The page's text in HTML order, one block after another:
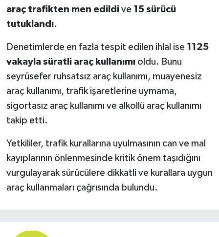
araç trafikten men edildive 15 sürücü
tutuklandı.
Denetimlerde en fazla tespit edilen ihlal ise 1125
vakayla süratli araç kullanımıoldu. Bunu
seyrüsefer ruhsatsız araç kullanımı, muayenesiz
araç kullanımı, trafik işaretlerine uymama,
sigortasız araç kullanımı ve alkollü araç kullanımı
takip etti.
Yetkililer, trafik kurallarına uyulmasının can ve mal
kayıplarının önlenmesinde kritik önem taşıdığını
vurgulayarak sürücülere dikkatli ve kurallara uygun
araç kullanmaları çağrısında bulundu.